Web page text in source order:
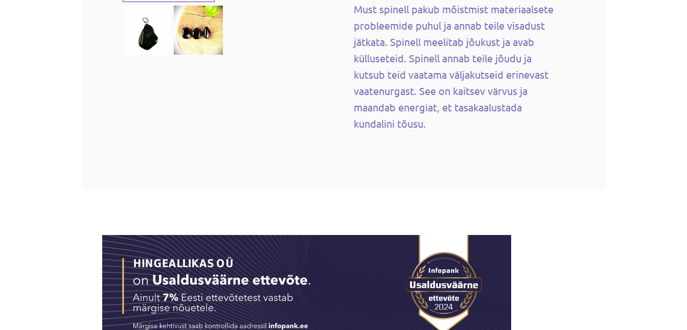
Must spinell pakub mõistmist materiaalsete
probleemide puhul ja annab teile visadust
jätkata. Spinell meelitab jõukust ja avab
külluseteid. Spinell annab teile jõudu ja
kutsub teid vaatama väljakutseid erinevast
vaatenurgast. See on kaitsev värvus ja
maandab energiat, et tasakaalustada
kundalini tõusu.